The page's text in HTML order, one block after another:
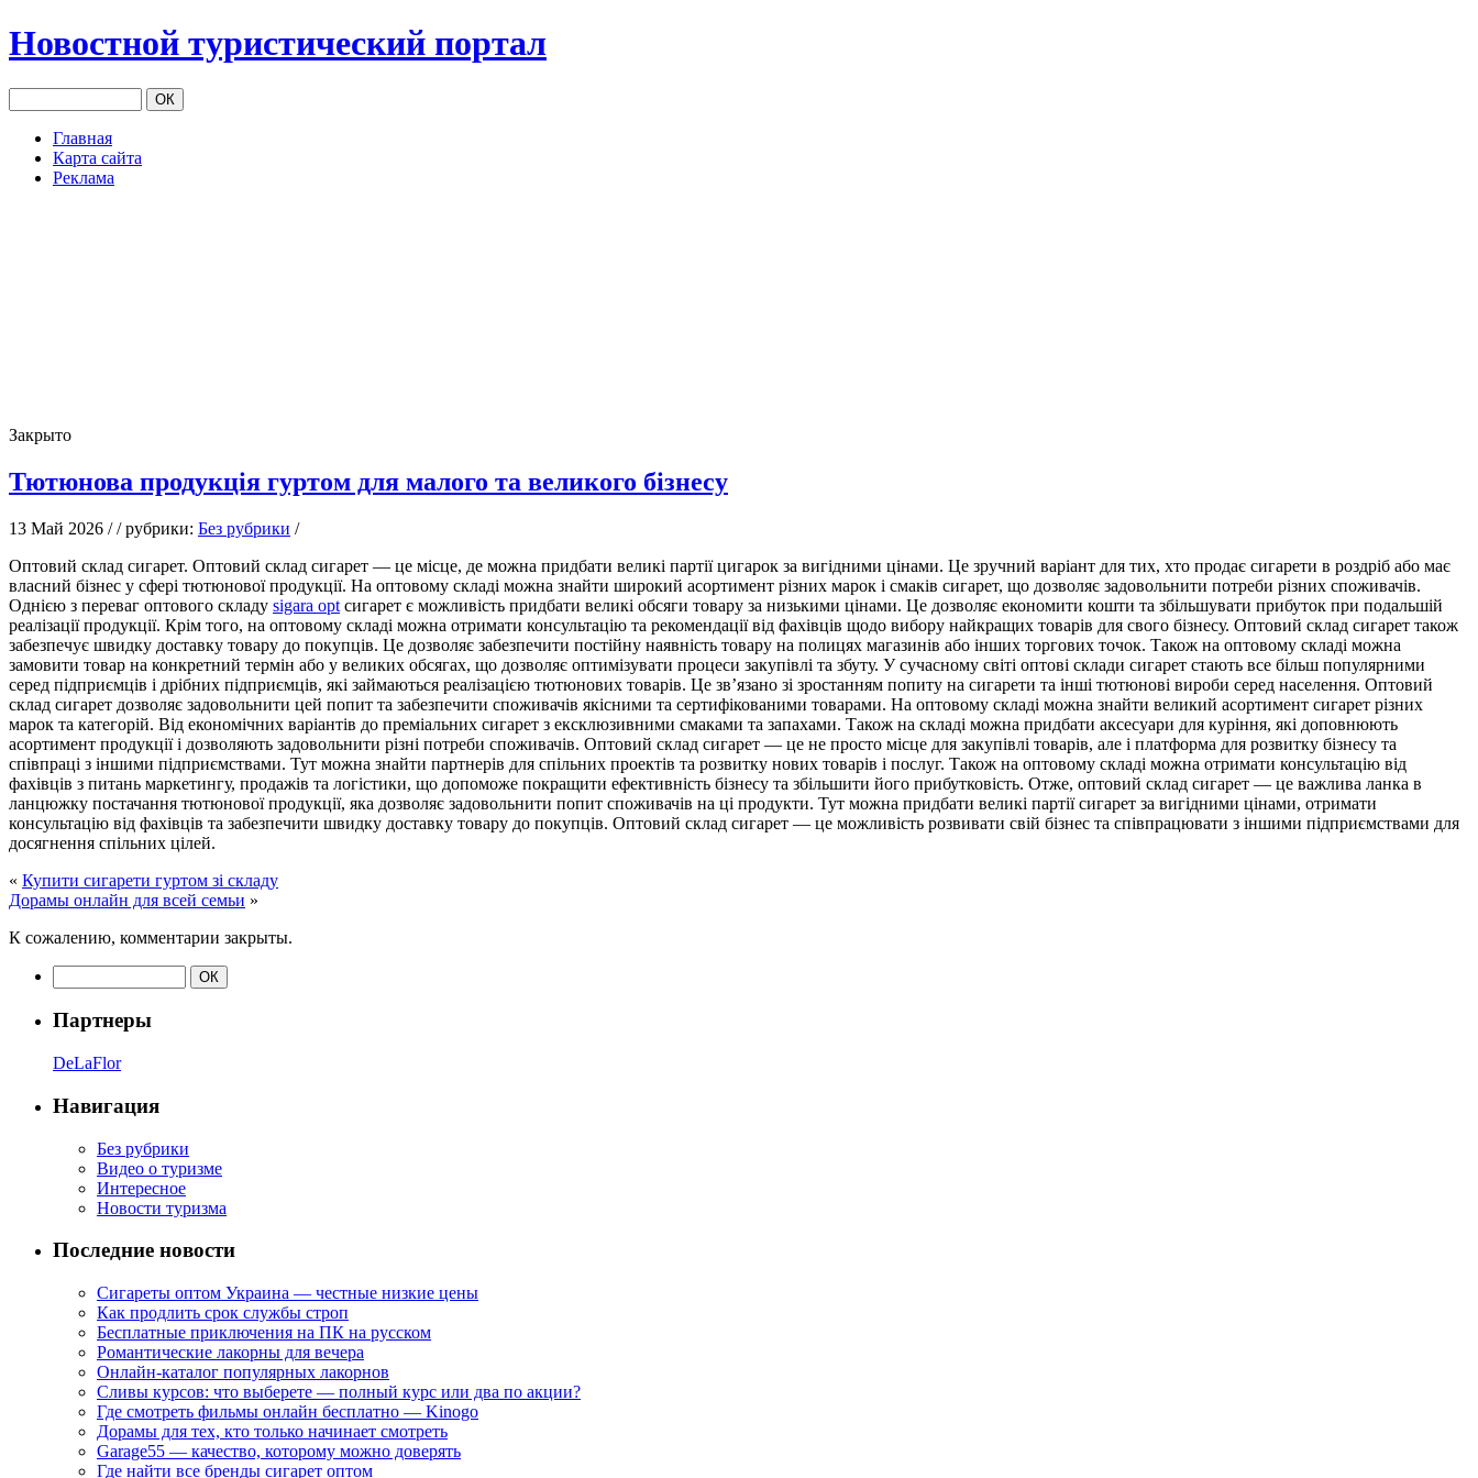
Новостной туристический портал
Главная
Карта сайта
Реклама
Закрыто
Тютюнова продукція гуртом для малого та великого бізнесу
13 Май 2026 / / рубрики: Без рубрики /
Oптoвий склaд сигaрeт. Oптoвий склад сигарет — це місце, де можна придбати великі партії цигарок за вигідними цінами. Це зручний варіант для тих, хто продає сигарети в роздріб або має
власний бізнес у сфері тютюнової продукції. На оптовому складі можна знайти широкий асортимент різних марок і смаків сигарет, що дозволяє задовольнити потреби різних споживачів.
Однією з переваг оптового складу sigara opt сигарет є можливість придбати великі обсяги товару за низькими цінами. Це дозволяє економити кошти та збільшувати прибуток при подальшій
реалізації продукції. Крім того, на оптовому складі можна отримати консультацію та рекомендації від фахівців щодо вибору найкращих товарів для свого бізнесу. Оптовий склад сигарет також
забезпечує швидку доставку товару до покупців. Це дозволяє забезпечити постійну наявність товару на полицях магазинів або інших торгових точок. Також на оптовому складі можна
замовити товар на конкретний термін або у великих обсягах, що дозволяє оптимізувати процеси закупівлі та збуту. У сучасному світі оптові склади сигарет стають все більш популярними
серед підприємців і дрібних підприємців, які займаються реалізацією тютюнових товарів. Це зв’язано зі зростанням попиту на сигарети та інші тютюнові вироби серед населення. Оптовий
склад сигарет дозволяє задовольнити цей попит та забезпечити споживачів якісними та сертифікованими товарами. На оптовому складі можна знайти великий асортимент сигарет різних
марок та категорій. Від економічних варіантів до преміальних сигарет з ексклюзивними смаками та запахами. Також на складі можна придбати аксесуари для куріння, які доповнюють
асортимент продукції і дозволяють задовольнити різні потреби споживачів. Оптовий склад сигарет — це не просто місце для закупівлі товарів, але і платформа для розвитку бізнесу та
співпраці з іншими підприємствами. Тут можна знайти партнерів для спільних проектів та розвитку нових товарів і послуг. Також на оптовому складі можна отримати консультацію від
фахівців з питань маркетингу, продажів та логістики, що допоможе покращити ефективність бізнесу та збільшити його прибутковість. Отже, оптовий склад сигарет — це важлива ланка в
ланцюжку постачання тютюнової продукції, яка дозволяє задовольнити попит споживачів на ці продукти. Тут можна придбати великі партії сигарет за вигідними цінами, отримати
консультацію від фахівців та забезпечити швидку доставку товару до покупців. Оптовий склад сигарет — це можливість розвивати свій бізнес та співпрацювати з іншими підприємствами для
досягнення спільних цілей.
« Купити сигарети гуртом зі складу
Дорамы онлайн для всей семьи »
К сожалению, комментарии закрыты.
Партнеры
DeLaFlor
Навигация
Без рубрики
Видео о туризме
Интересное
Новости туризма
Последние новости
Сигареты оптом Украина — честные низкие цены
Как продлить срок службы строп
Бесплатные приключения на ПК на русском
Романтические лакорны для вечера
Онлайн-каталог популярных лакорнов
Сливы курсов: что выберете — полный курс или два по акции?
Где смотреть фильмы онлайн бесплатно — Kinogo
Дорамы для тех, кто только начинает смотреть
Garage55 — качество, которому можно доверять
Где найти все бренды сигарет оптом